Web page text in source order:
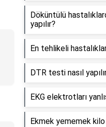
Döküntülü
yapılır?
En tehlikeli
DTR testi nasıl
EKG elektrotları
Ekmek yememek